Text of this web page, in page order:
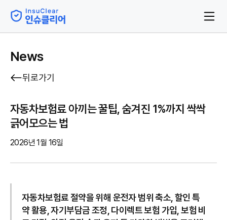
News
뒤로가기
자동차보험료 아끼는 꿀팁, 숨겨진 1%까지 싹싹
긁어모으는 법
2026년 1월 16일
자동차보험료 절약을 위해 운전자 범위 축소, 할인 특
약 활용, 자기부담금 조정, 다이렉트 보험 가입, 보험 비